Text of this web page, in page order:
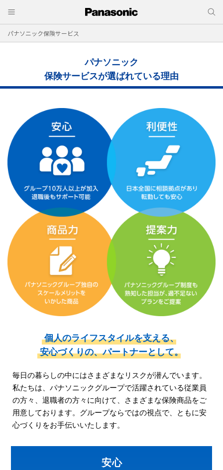
パナソニック保険サービス
パナソニック
保険サービスが選ばれている理由
個人のライフスタイルを支える、
安心づくりの、パートナーとして。
毎日の暮らしの中にはさまざまなリスクが潜んでいます。
私たちは、パナソニックグループで活躍されている従業員
の方々、 退職者の方々に向けて、さまざまな保険商品をご
用意しております。 グループならではの視点で、ともに安
心づくりをお手伝いいたします。
安心